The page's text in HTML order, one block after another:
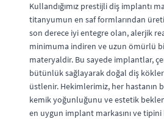
Kullandığımız prestijli diş implantı
titanyumun en saf formlarından
son derece iyi entegre olan, alerjik
minimuma indiren ve uzun ömürlü
materyaldir. Bu sayede implantlar,
bütünlük sağlayarak doğal diş
üstlenir. Hekimlerimiz, her hastanın
kemik yoğunluğunu ve estetik
en uygun implant markasını ve